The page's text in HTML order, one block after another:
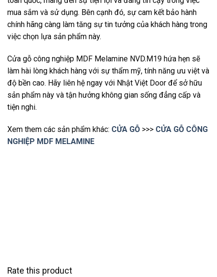
mua sắm và sử dụng. Bên cạnh đó, sự cam kết bảo hành
chính hãng càng làm tăng sự tin tưởng của khách hàng trong
việc chọn lựa sản phẩm này.
Cửa gỗ công nghiệp MDF Melamine NVD.M19 hứa hẹn sẽ
làm hài lòng khách hàng với sự thẩm mỹ, tính năng ưu việt và
độ bền cao. Hãy liên hệ ngay với Nhật Việt Door để sở hữu
sản phẩm này và tận hưởng không gian sống đẳng cấp và
tiện nghi.
Xem them các sản phẩm khác: CỬA GỖ >>> CỬA GỖ CÔNG
NGHIỆP MDF MELAMINE
Rate this product